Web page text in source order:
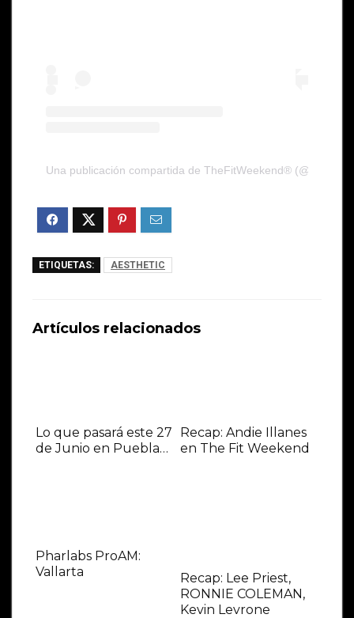
Una publicación compartida de TheFitWeekend®
ETIQUETAS: AESTHETIC
Artículos relacionados
Lo que pasará este 27
de Junio en Puebla…
Recap: Andie Illanes
en The Fit Weekend
Pharlabs ProAM:
Vallarta
Recap: Lee Priest,
RONNIE COLEMAN,
Kevin Levrone